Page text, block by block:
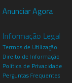
Anunciar Agora
Informação Legal
Termos de Utilização
Direito de Informação
Política de Privacidade
Perguntas Frequentes